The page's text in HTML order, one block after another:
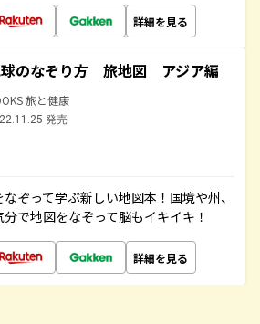
詳細を見る
のなぞり方 旅地図 アジア編
旅と健康
発売
ぞって学ぶ新しい地図本！国境や州、
で地図をなぞって脳もイキイキ！
詳細を見る